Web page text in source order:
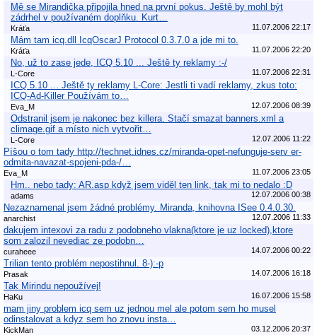
Mě se Mirandička připojila hned na první pokus. Ještě by mohl být
zádrhel v používaném doplňku. Kurt…
Kráťa 11.07.2006 22:17
Mám tam icq.dll IcqOscarJ Protocol 0.3.7.0 a jde mi to.
Kráťa 11.07.2006 22:20
No, už to zase jede, ICQ 5.10 ... Ještě ty reklamy :-/
L-Core 11.07.2006 22:31
ICQ 5.10 ... Ještě ty reklamy L-Core: Jestli ti vadí reklamy, zkus toto:
ICQ-Ad-Killer Používám to…
Eva_M 12.07.2006 08:39
Odstranil jsem je nakonec bez killera. Stačí smazat banners.xml a
climage.gif a místo nich vytvořit…
L-Core 12.07.2006 11:22
Píšou o tom tady http://technet.idnes.cz/miranda-opet-nefunguje-serv er-
odmita-navazat-spojeni-pda-/…
Eva_M 11.07.2006 23:05
Hm.. nebo tady: AR.asp když jsem viděl ten link, tak mi to nedalo :D
adams 12.07.2006 00:38
Nezaznamenal jsem žádné problémy. Miranda, knihovna ISee 0.4.0.30.
anarchist 12.07.2006 11:33
dakujem intexovi za radu z podobneho vlakna(ktore je uz locked),ktore
som zalozil nevediac ze podobn…
curaheee 14.07.2006 00:22
Trilian tento problém nepostihnul. 8-):-p
Prasak 14.07.2006 16:18
Tak Mirindu nepoužívej!
HaKu 16.07.2006 15:58
mam jiny problem icq sem uz jednou mel ale potom sem ho musel
odinstalovat a kdyz sem ho znovu insta…
KickMan 03.12.2006 20:37